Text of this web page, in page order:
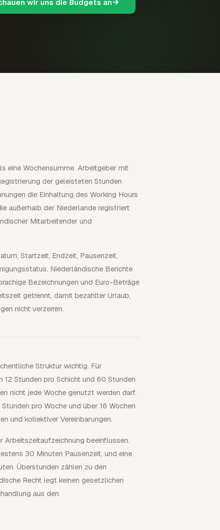
wir uns die Budgets an
eine Wochensumme. Arbeitgeber mit
der geleisteten Stunden
die Einhaltung des Working Hours
außerhalb der Niederlande registriert
Mitarbeitender und
Startzeit, Endzeit, Pausenzeit,
Niederländische Berichte
Bezeichnungen und Euro-Beträge
getrennt, damit bezahlter Urlaub,
nicht verzerren.
Struktur wichtig. Für
Stunden pro Schicht und 60 Stunden
nicht jede Woche genutzt werden darf.
pro Woche und über 16 Wochen
und kollektiver Vereinbarungen.
Arbeitszeitaufzeichnung beeinflussen.
30 Minuten Pausenzeit, und eine
Überstunden zählen zu den
Recht legt keinen gesetzlichen
aus den